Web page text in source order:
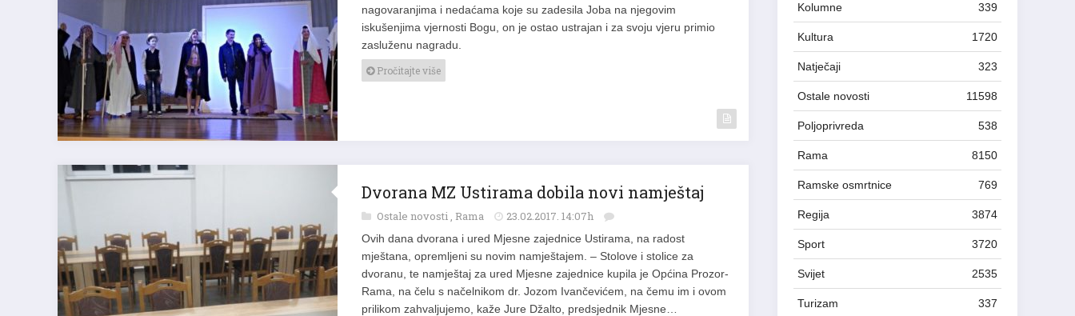
nagovaranjima i nedaćama koje su zadesila Joba na njegovim
iskušenjima vjernosti Bogu, on je ostao ustrajan i za svoju vjeru primio
zasluženu nagradu.
Pročitajte više
Dvorana MZ Ustirama dobila novi namještaj
Ostale novosti , Rama 23.02.2017. 14:07h
Ovih dana dvorana i ured Mjesne zajednice Ustirama, na radost
mještana, opremljeni su novim namještajem. – Stolove i stolice za
dvoranu, te namještaj za ured Mjesne zajednice kupila je Općina Prozor-
Rama, na čelu s načelnikom dr. Jozom Ivančevićem, na čemu im i ovom
prilikom zahvaljujemo, kaže Jure Džalto, predsjednik Mjesne…
Kolumne 339
Kultura 1720
Natječaji 323
Ostale novosti 11598
Poljoprivreda 538
Rama 8150
Ramske osmrtnice 769
Regija 3874
Sport 3720
Svijet 2535
Turizam 337